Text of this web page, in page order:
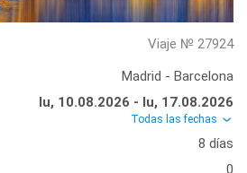
Viaje № 27924
Madrid - Barcelona
lu, 10.08.2026 - lu, 17.08.2026
Todas las fechas
8 días
0